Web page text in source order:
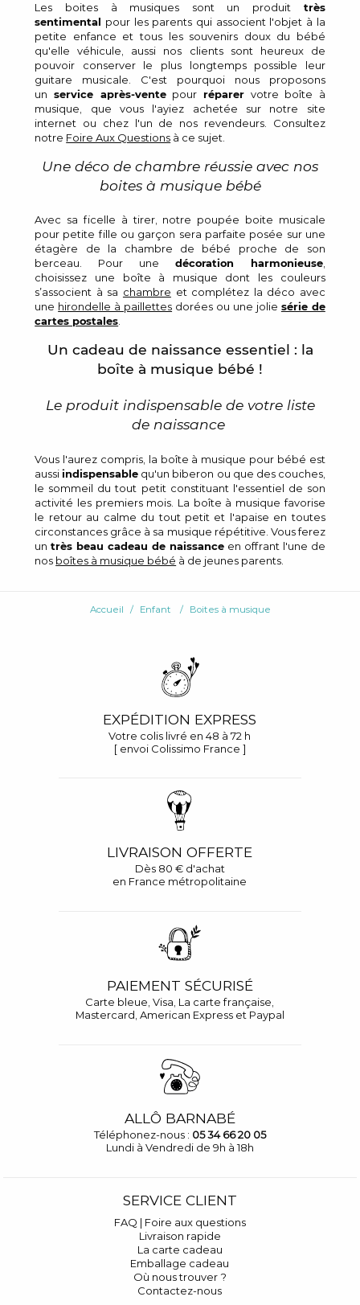
Les boites à musiques sont un produit très
sentimental pour les parents qui associent l'objet à la
petite enfance et tous les souvenirs doux du bébé
qu'elle véhicule, aussi nos clients sont heureux de
pouvoir conserver le plus longtemps possible leur
guitare musicale. C'est pourquoi nous proposons
un service après-ventepour réparervotre boîte à
musique, que vous l'ayiez achetée sur notre site
internet ou chez l'un de nos revendeurs. Consultez
notre Foire Aux Questions à ce sujet.
Une déco de chambre réussie avec nos
boites à musique bébé
Avec sa ficelle à tirer, notre poupée boite musicale
pour petite fille ou garçon sera parfaite posée sur une
étagère de la chambre de bébé proche de son
berceau. Pour une décoration harmonieuse,
choisissez une boîte à musique dont les couleurs
s’associent à sa chambre et complétez la déco avec
une hirondelle à paillettes dorées ou une jolie série de
cartes postales
Un cadeau de naissance essentiel : la
boîte à musique bébé !
Le produit indispensable de votre liste
de naissance
Vous l'aurez compris, la boîte à musique pour bébé est
aussiindispensable qu'un biberon ou que des couches,
le sommeil du tout petit constituant l'essentiel de son
activité les premiers mois. La boîte à musique favorise
le retour au calme du tout petit et l'apaise en toutes
circonstances grâce à sa musique répétitive. Vous ferez
untrès beau cadeau de naissance en offrant l'une de
nos boîtes à musique bébé à de jeunes parents.
Accueil Enfant Boites à musique
EXPÉDITION EXPRESS
Votre colis livré en 48 à 72 h
[ envoi Colissimo France ]
LIVRAISON OFFERTE
Dès 80 € d'achat
en France métropolitaine
PAIEMENT SÉCURISÉ
Carte bleue, Visa, La carte française,
Mastercard, American Express et Paypal
ALLÔ BARNABÉ
Téléphonez-nous : 05 34 66 20 05
Lundi à Vendredi de 9h à 18h
SERVICE CLIENT
FAQ | Foire aux questions
Livraison rapide
La carte cadeau
Emballage cadeau
Où nous trouver ?
Contactez-nous